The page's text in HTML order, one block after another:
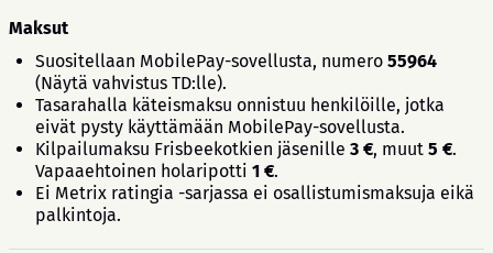
Maksut
Suositellaan MobilePay-sovellusta, numero 55964
(Näytä vahvistus TD:lle).
Tasarahalla käteismaksu onnistuu henkilöille, jotka
eivät pysty käyttämään MobilePay-sovellusta.
Kilpailumaksu Frisbeekotkien jäsenille 3 €, muut 5 €.
Vapaaehtoinen holaripotti 1 €.
Ei Metrix ratingia -sarjassa ei osallistumismaksuja eikä
palkintoja.